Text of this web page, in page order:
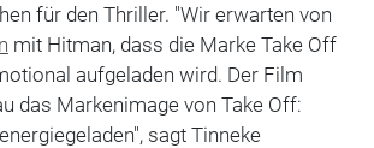
für den Thriller. "Wir erwarten von
mit Hitman, dass die Marke Take Off
aufgeladen wird. Der Film
das Markenimage von Take Off:
sagt Tinneke